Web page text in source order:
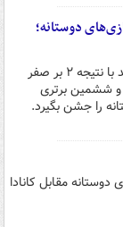
دوستانه؛
تیم ملی فوتبال ژاپن موفق شد با نتیجه ۲ بر صفر
ششمین برتری
را جشن بگیرد.
دوستانه مقابل کانادا